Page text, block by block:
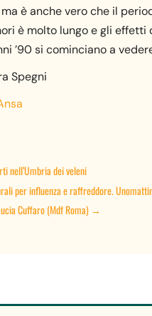
è anche vero che il
è molto lungo e gli effetti
’90 si cominciano a
Spegni
nell’Umbria dei veleni
per influenza e raffreddore.
Cuffaro (Mdf Roma) →